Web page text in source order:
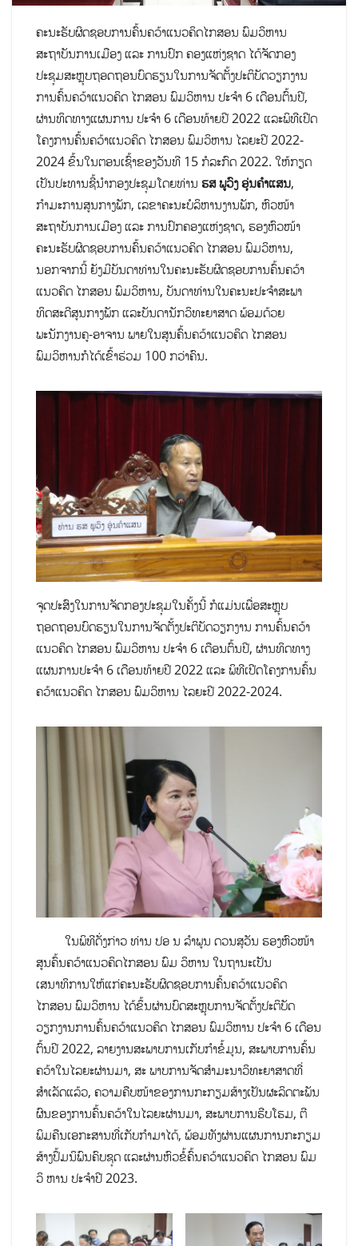
ຄະນະຮັບຜິດຊອບການຄົ້ນຄວ້າແນວຄິດໄກສອນ ພົມວິຫານ
ສະຖາບັນການເມືອງ ແລະ ການປົກ ຄອງແຫ່ງຊາດ ໄດ້ຈັດກອງ
ປະຊຸມສະຫຼຸບຖອດຖອນບົດຮຽນໃນການຈັດຕັ້ງປະຕິບັດວຽກງານ
ການຄົ້ນຄວ້າແນວຄິດ ໄກສອນ ພົມວິຫານ ປະຈຳ 6 ເດືອນຕົ້ນປີ,
ຜ່ານທິດທາງແຜນການ ປະຈໍາ 6 ເດືອນທ້າຍປີ 2022 ແລະພິທີເປີດ
ໂຄງການຄົ້ນຄວ້າແນວຄິດ ໄກສອນ ພົມວິຫານ ໄລຍະປີ 2022-
2024 ຂຶ້ນໃນຕອນເຊົ້າຂອງວັນທີ 15 ກໍລະກົດ 2022. ໃຫ້ກຽດ
ເປັນປະທານຊີ້ນຳກອງປະຊຸມໂດຍທ່ານ ຮສ ພູວົງ ອຸ່ນຄໍາແສນ,
ກຳມະການສູນກາງພັກ, ເລຂາຄະນະບໍລິຫານງານພັກ, ຫົວໜ້າ
ສະຖາບັນການເມືອງ ແລະ ການປົກຄອງແຫ່ງຊາດ, ຮອງຫົວໜ້າ
ຄະນະຮັບຜິດຊອບການຄົ້ນຄວ້າແນວຄິດ ໄກສອນ ພົມວິຫານ,
ນອກຈາກນີ້ ຍັງມີບັນດາທ່ານໃນຄະນະຮັບຜິດຊອບການຄົ້ນຄວ້າ
ແນວຄິດ ໄກສອນ ພົມວິຫານ, ບັນດາທ່ານໃນຄະນະປະຈຳສະພາ
ທິດສະດີສູນກາງພັກ ແລະບັນດານັກວິທະຍາສາດ ພ້ອມດ້ວຍ
ພະນັກງານຄູ-ອາຈານ ພາຍໃນສູນຄົ້ນຄວ້າແນວຄິດ ໄກສອນ
ພົມວິຫານກໍໄດ້ເຂົ້າຮ່ວມ 100 ກວ່າຄົນ.
ຈຸດປະສົງໃນການຈັດກອງປະຊຸມໃນຄັ້ງນີ້ ກໍແມ່ນເພື່ອສະຫຼຸບ
ຖອດຖອນບົດຮຽນໃນການຈັດຕັ້ງປະຕິບັດວຽກງານ ການຄົ້ນຄວ້າ
ແນວຄິດ ໄກສອນ ພົມວິຫານ ປະຈຳ 6 ເດືອນຕົ້ນປີ, ຜ່ານທິດທາງ
ແຜນການປະຈໍາ 6 ເດືອນທ້າຍປີ 2022 ແລະ ພິທີເປີດໂຄງການຄົ້ນ
ຄວ້າແນວຄິດ ໄກສອນ ພົມວິຫານ ໄລຍະປີ 2022-2024.
ໃນພິທີດັ່ງກ່າວ ທ່ານ ປອ ນ ລໍາພູນ ດວນສຸວັນ ຮອງຫົວໜ້າ
ສູນຄົ້ນຄວ້າແນວຄິດໄກສອນ ພົມ ວິຫານ ໃນຖານະເປັນ
ເສນາທິການໃຫ້ແກ່ຄະນະຮັບຜິດຊອບການຄົ້ນຄວ້າແນວຄິດ
ໄກສອນ ພົມວິຫານ ໄດ້ຂຶ້ນຜ່ານບົດສະຫຼຸບການຈັດຕັ້ງປະຕິບັດ
ວຽກງານການຄົ້ນຄວ້າແນວຄິດ ໄກສອນ ພົມວິຫານ ປະຈຳ 6 ເດືອນ
ຕົ້ນປີ 2022, ລາຍງານສະພາບການ​ເກັບ​ກຳ​ຂໍ້​ມູນ, ສະພາບການຄົ້ນ
ຄວ້າໃນໄລຍະຜ່ານມາ, ສະ ພາບການຈັດສຳມະນາວິທະຍາສາດທີ່
ສຳເລັດແລ້ວ, ​ຄວາມ​ຄືບ​ໜ້າ​ຂອງ​ການກະກຽມ​ສ້າງ​ເປັນ​ຜະລິດ​ຕະພັນ
ຜົນ​ຂອງການ​ຄົ້ນຄວ້າ​ໃນ​ໄລຍະ​ຜ່ານ​ມາ, ​ສະພາບ​ການ​ຮີບ​ໂຮມ, ຕີ​
ພິມ​ຄືນ​ເອກະສານ​ທີ່​​ເກັບ​ກຳມາ​ໄດ້,​ ພ້ອມທັງຜ່ານແຜນການ​ກະກຽມ​
ສ້າງ​ປຶ້ມນິພົນຄົບ​ຊຸດ ແລະຜ່ານຫົວຂໍ້ຄົ້ນຄວ້າແນວຄິດ ໄກສອນ ພົມ
ວິ ຫານ ປະຈຳປີ 2023.